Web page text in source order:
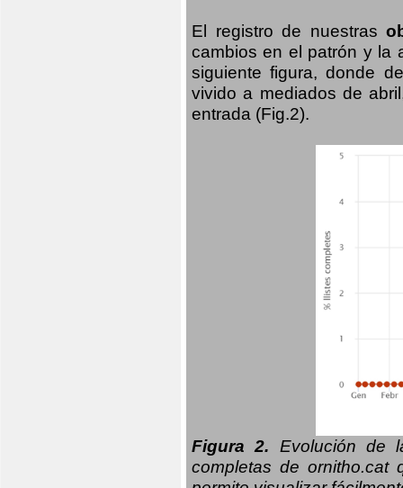
El registro de nuestras
cambios en el patrón y la
siguiente figura, donde
vivido a mediados de
entrada (Fig.2).
Figura 2. Evolución de
completas de